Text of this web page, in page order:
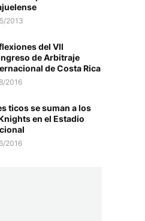
2013
del VII
de Arbitraje
de Costa Rica
2016
ticos se suman a los
en el Estadio
2016